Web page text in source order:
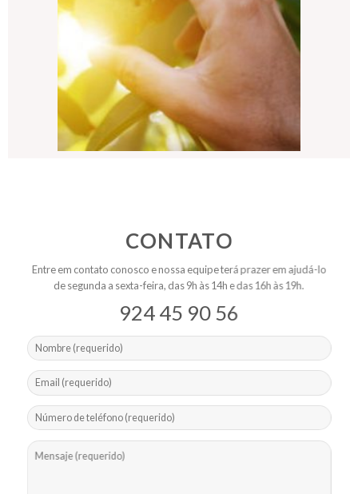
PLANTAÇÃO DE
NOZES
VER MAIS
CONTATO
Entre em contato conosco e nossa equipe terá prazer em ajudá-lo
de segunda a sexta-feira, das 9h às 14h e das 16h às 19h.
924 45 90 56